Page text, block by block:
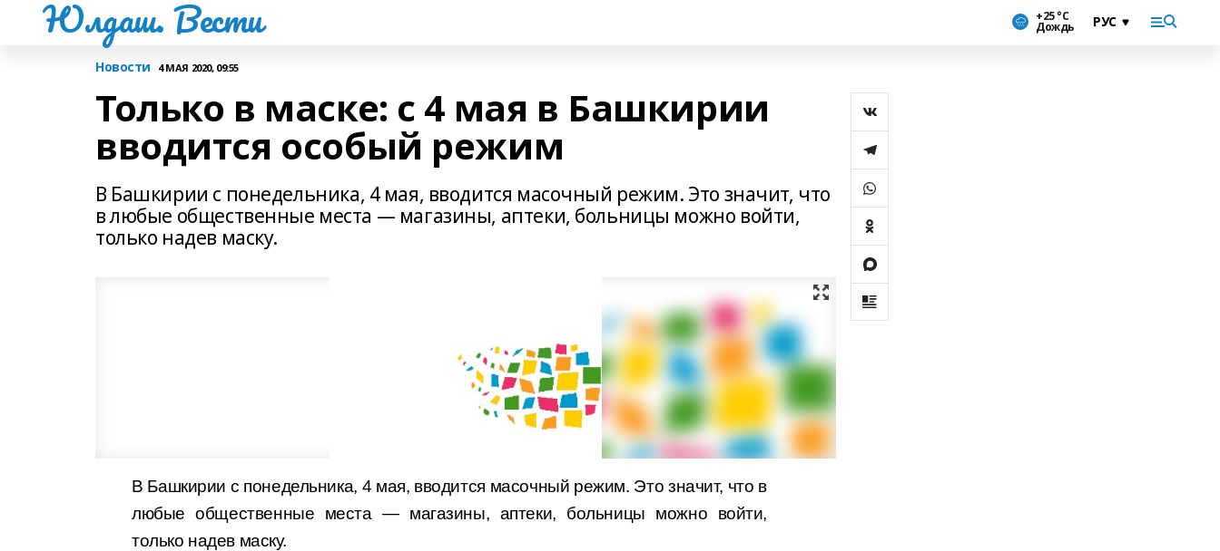
Юлдаш. Вести +25 °С
Дождь
Новости 4 МАЯ 2020, 09:55
Только в маске: с 4 мая в Башкирии
вводится особый режим
В Башкирии с понедельника, 4 мая, вводится масочный режим. Это значит, что
в любые общественные места — магазины, аптеки, больницы можно войти,
только надев маску.
В Башкирии с понедельника, 4 мая, вводится масочный режим. Это значит, что в
любые общественные места — магазины, аптеки, больницы можно войти,
только надев маску.